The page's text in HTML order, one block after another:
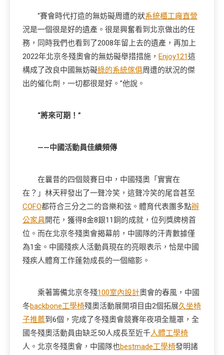
“賽會時代打造的無妨礙周遭的狀系統櫃工廠直營
況是一個很是好的遺產。很是興奮看到北京做出的任
務，同時我們也看到了2008年留上去的遺產，再加上
2022年北京冬殘奧會的無妨礙舉措措施， Enjoy121這
構成了改良中國無妨礙綠的系統傢俱周遭的狀況的傑
出的催化劑，一切都很是好。”他說。
“將來可期！”
——中國活動員佳績頻傳
在曩昔的四個競賽日中，中國殘奧「實實在
在？」林天秤發出了一聲冷笑，這聲冷笑的尾音甚至
COFO都符合三分之二的音樂和弦。體育代表團多點辦
公家具開花，獲得8金8銀11銅的成就，位列獎牌榜首
位。而在北京冬殘奧會揭幕前，中國隊的汗青數據僅
為1金。中國殘疾人活動員現在的亮眼表示，恰是中國
殘疾人體育工作蓬勃成長的一個縮影。
乘著籌備北京冬殘100室內設計奧會的春風，中國
冬backbone工學椅殘奧活動展開項目由2個拓展久坐椅
子推薦到6個，完成了冬殘奧會競賽年夜項全籠罩，全
國冬殘奧活動員由缺乏50人成長至近千人體工學椅
人。北京冬殘奧會，中國隊也bestmade工學椅發明諸